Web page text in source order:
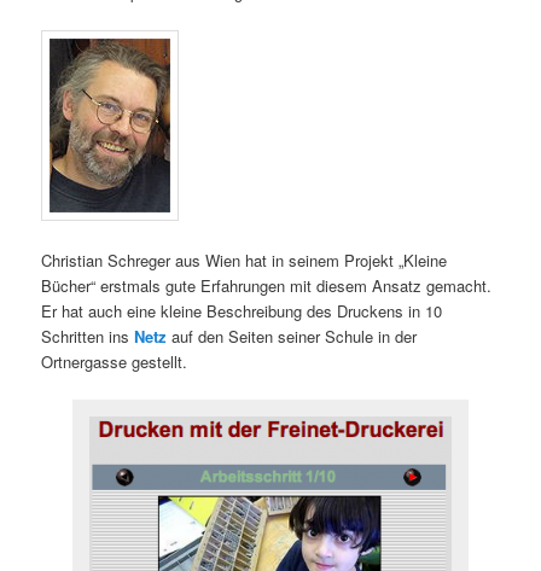
Christian Schreger aus Wien hat in seinem Projekt „Kleine
Bücher“ erstmals gute Erfahrungen mit diesem Ansatz gemacht.
Er hat auch eine kleine Beschreibung des Druckens in 10
Schritten insNetz auf den Seiten seiner Schule in der
Ortnergasse gestellt.